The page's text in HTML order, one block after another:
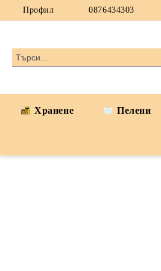
Профил 0876434303
Хранене Пелени